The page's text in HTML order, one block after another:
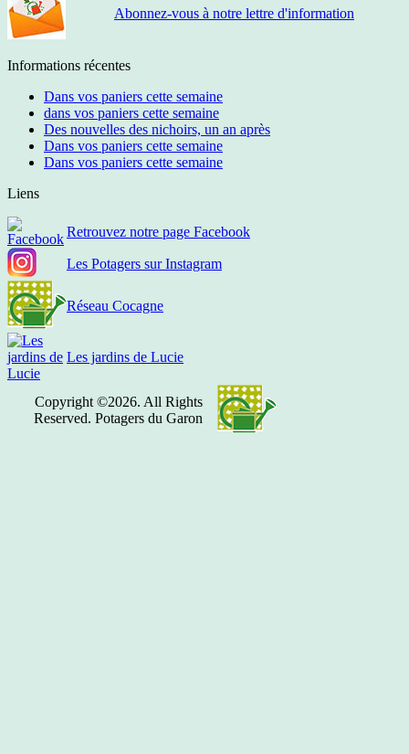
Abonnez-vous à notre lettre d'information
Informations récentes
Dans vos paniers cette semaine
dans vos paniers cette semaine
Des nouvelles des nichoirs, un an après
Dans vos paniers cette semaine
Dans vos paniers cette semaine
Liens
Retrouvez notre page Facebook
Les Potagers sur Instagram
Réseau Cocagne
Les jardins de Lucie
Copyright ©2026. All Rights
Reserved. Potagers du Garon